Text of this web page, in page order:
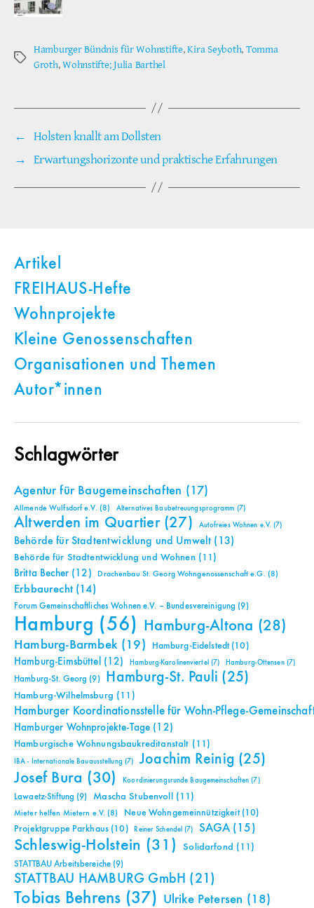
Schlagwörter
Hamburger Bündnis für Wohnstifte,Kira Seyboth, Tomma
Groth,Wohnstifte; Julia Barthel
← Holsten knallt am Dollsten
→ Erwartungshorizonte und praktische Erfahrungen
Artikel
FREIHAUS-Hefte
Wohnprojekte
Kleine Genossenschaften
Organisationen und Themen
Autor*innen
Schlagwörter
Agentur für Baugemeinschaften (17)
Allmende Wulfsdorf e.V. (8) Alternatives Baubetreuungsprogramm (7)
Altwerden im Quartier(27) Autofreies Wohnen e.V. (7)
Behörde für Stadtentwicklung und Umwelt (13)
Behörde für Stadtentwicklung und Wohnen(11)
Britta Becher(12) Drachenbau St. Georg Wohngenossenschaft e.G. (8)
Erbbaurecht(14)
Forum Gemeinschaftliches Wohnen e.V. – Bundesvereinigung (9)
Hamburg (56) Hamburg-Altona (28)
Hamburg-Barmbek(19) Hamburg-Eidelstedt(10)
Hamburg-Eimsbüttel (12) Hamburg-Karolinenviertel (7) Hamburg-Ottensen(7)
Hamburg-St. Georg (9) Hamburg-St. Pauli (25)
Hamburg-Wilhelmsburg (11)
Hamburger Koordinationsstelle für Wohn-Pflege-
Hamburger Wohnprojekte-Tage (12)
Hamburgische Wohnungsbaukreditanstalt (11)
IBA - Internationale Bauausstellung (7) Joachim Reinig (25)
Josef Bura (30) Koordinierungsrunde Baugemeinschaften (7)
Lawaetz-Stiftung (9) Mascha Stubenvoll (11)
Mieter helfen Mietern e.V. (8) Neue Wohngemeinnützigkeit(10)
Projektgruppe Parkhaus (10) Reiner Schendel (7) SAGA(15)
Schleswig-Holstein (31) Solidarfond (11)
STATTBAU Arbeitsbereiche (9)
STATTBAU HAMBURG GmbH (21)
Tobias Behrens (37) Ulrike Petersen (18)